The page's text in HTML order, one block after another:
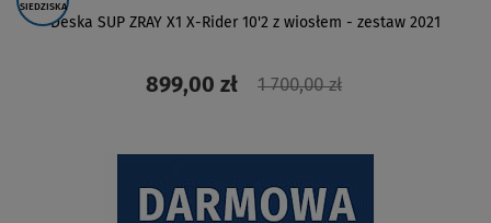
SIEDZISKA
Deska SUP ZRAY X1 X-Rider 10'2 z wiosłem - zestaw 2021
899,00 zł 1 700,00 zł